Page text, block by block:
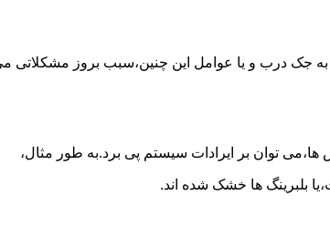
جک درب و یا عوامل این چنین،سبب بروز مشکلاتی
توان بر ایرادات سیستم پی برد.به طور مثال،
بلبرینگ ها خشک شده اند.